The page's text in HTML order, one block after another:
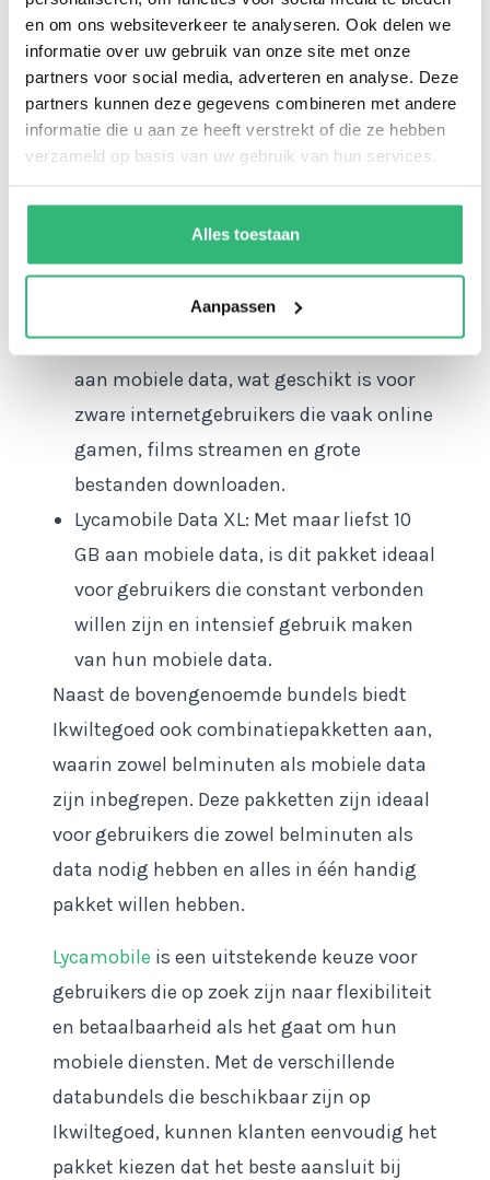
en om ons websiteverkeer te analyseren. Ook delen we
informatie over uw gebruik van onze site met onze
partners voor social media, adverteren en analyse. Deze
partners kunnen deze gegevens combineren met andere
informatie die u aan ze heeft verstrekt of die ze hebben
verzameld op basis van uw gebruik van hun services.
Alles toestaan
Aanpassen
Ikwiltegoed:
Lycamobile Data S: Dit pakket biedt 1 GB
aan mobiele data, ideaal voor lichte
internetgebruikers die voornamelijk
surfen en e-mails bekijken.
Lycamobile Data M: Met 3 GB aan
mobiele data is dit pakket perfect voor
gebruikers die regelmatig op sociale
media zitten en video's streamen.
Lycamobile Data L: Dit pakket bevat 5 GB
aan mobiele data, wat geschikt is voor
zware internetgebruikers die vaak online
gamen, films streamen en grote
bestanden downloaden.
Lycamobile Data XL: Met maar liefst 10
GB aan mobiele data, is dit pakket ideaal
voor gebruikers die constant verbonden
willen zijn en intensief gebruik maken
van hun mobiele data.
Naast de bovengenoemde bundels biedt
Ikwiltegoed ook combinatiepakketten aan,
waarin zowel belminuten als mobiele data
zijn inbegrepen. Deze pakketten zijn ideaal
voor gebruikers die zowel belminuten als
data nodig hebben en alles in één handig
pakket willen hebben.
Lycamobile is een uitstekende keuze voor
gebruikers die op zoek zijn naar flexibiliteit
en betaalbaarheid als het gaat om hun
mobiele diensten. Met de verschillende
databundels die beschikbaar zijn op
Ikwiltegoed, kunnen klanten eenvoudig het
pakket kiezen dat het beste aansluit bij